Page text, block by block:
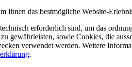
Ihnen das bestmögliche Website-
erforderlich sind, um das
gewährleisten, sowie Cookies, die
verwendet werden. Weitere
.